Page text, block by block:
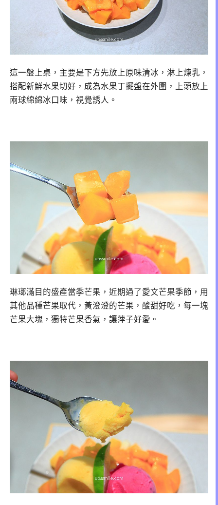
這一盤上桌，主要是下方先放上原味清冰，淋上煉乳，
搭配新鮮水果切好，成為水果丁擺盤在外圍，上頭放上
兩球綿綿冰口味，視覺誘人。
琳瑯滿目的盛產當季芒果，近期過了愛文芒果季節，用
其他品種芒果取代，黃澄澄的芒果，酸甜好吃，每一塊
芒果大塊，獨特芒果香氣，讓萍子好愛。